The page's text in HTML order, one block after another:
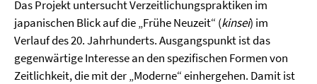
Das Projekt untersucht Verzeitlichungspraktiken im
japanischen Blick auf die „Frühe Neuzeit“ (kinsei) im
Verlauf des 20. Jahrhunderts. Ausgangspunkt ist das
gegenwärtige Interesse an den spezifischen Formen von
Zeitlichkeit, die mit der „Moderne“ einhergehen. Damit ist